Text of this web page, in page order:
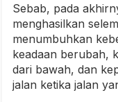
Sebab, pada
menghasilkan
menumbuhkan
keadaan berubah,
dari bawah, dan
jalan ketika jalan